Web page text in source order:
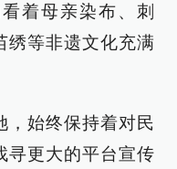
着母亲染布、刺
绣等非遗文化充满
，始终保持着对民
寻更大的平台宣传